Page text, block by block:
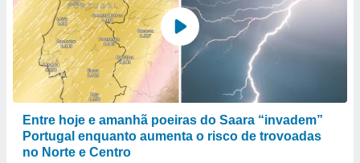
Entre hoje e amanhã poeiras do Saara “invadem”
Portugal enquanto aumenta o risco de trovoadas
no Norte e Centro